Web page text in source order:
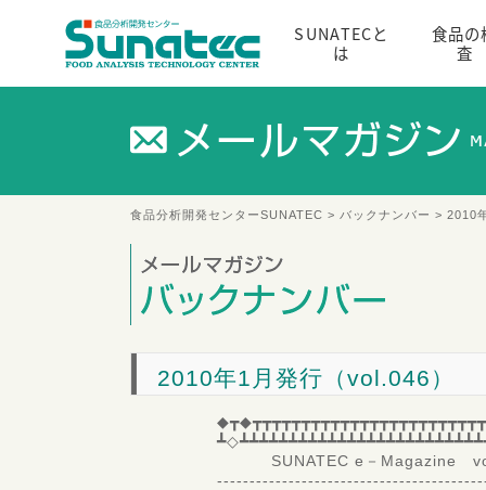
SUNATECと
は
食品の
査
食品分析開発センターSUNATEC > バックナンバー > 2010
2010年1月発行（vol.046）
SUNATEC e－Magazine